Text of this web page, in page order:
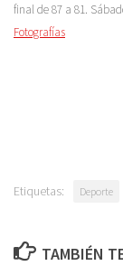
final de 87 a 81.
Fotografías
Etiquetas: Deporte
TAMBIÉN